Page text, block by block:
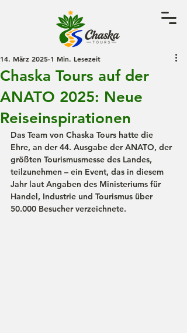
Chaska Tours auf der
ANATO 2025: Neue
Reiseinspirationen
14. März 2025 1 Min. Lesezeit
Das Team von Chaska Tours hatte die
Ehre, an der 44. Ausgabe der ANATO, der
größten Tourismusmesse des Landes,
teilzunehmen – ein Event, das in diesem
Jahr laut Angaben des Ministeriums für
Handel, Industrie und Tourismus über
50.000 Besucher verzeichnete.